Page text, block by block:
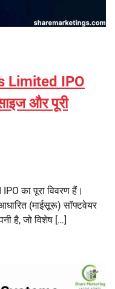
Limited IPO
और पूरी
का पूरा विवरण हैं।
(माईसूरू) सॉफ्टवेयर
है, जो विशेष […]